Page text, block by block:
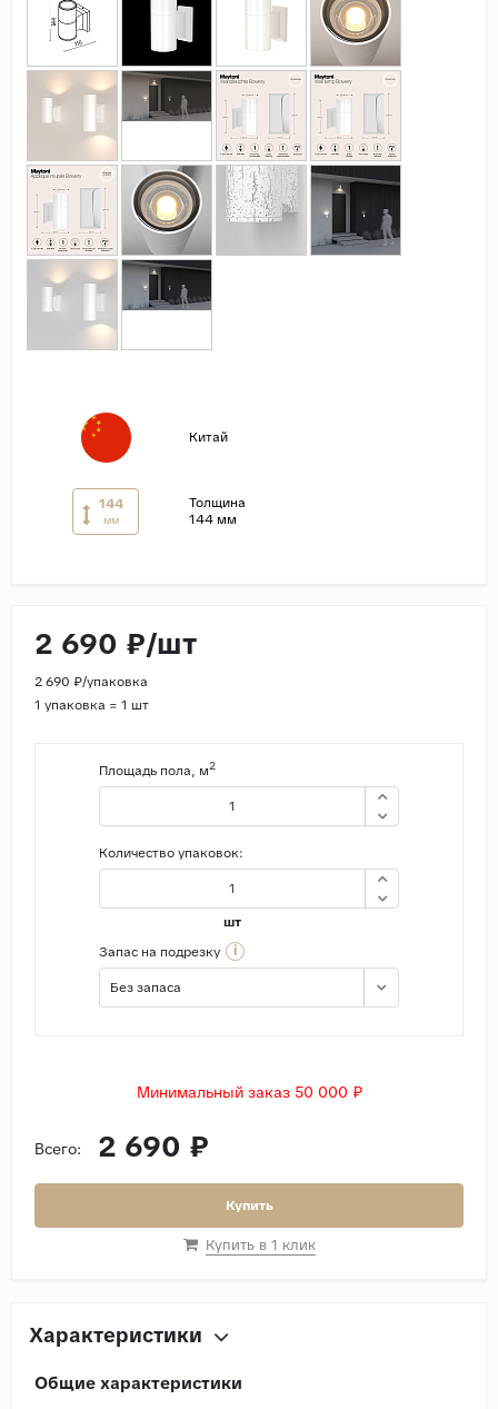
Карвинг
Структурная
Антискользящая
Страны
Россия
Китай
Китай
144
мм
Толщина
144 мм
2 690 ₽/шт
2 690 ₽/упаковка
1 упаковка = 1 шт
Площадь пола, м2
Количество упаковок:
шт
Запас на подрезку
i
Без запаса
Минимальный заказ 50 000 ₽
Всего: 2 690 ₽
Купить
Купить в 1 клик
Характеристики
Общие характеристики